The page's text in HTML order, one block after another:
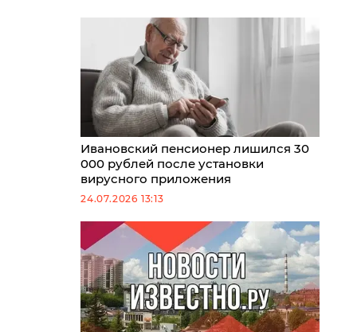
Ивановский пенсионер лишился 30
000 рублей после установки
вирусного приложения
24.07.2026 13:13